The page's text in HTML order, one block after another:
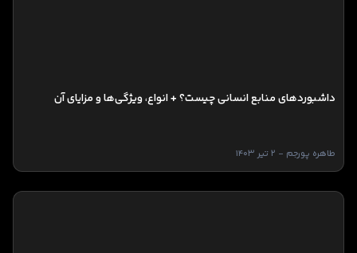
داشبوردهای منابع انسانی چیست؟ + انواع، ویژگی‌ها و مزایای آن
طاهره پورجم - 2 تیر 1403